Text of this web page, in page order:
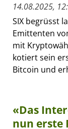
14.08.2025,
SIX begrüsst
Emittenten
mit
kotiert sein
Bitcoin und
«Das
nun erste